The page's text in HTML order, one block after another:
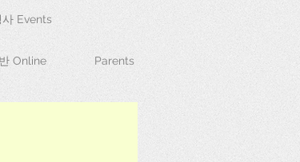
사 Events
Online Parents